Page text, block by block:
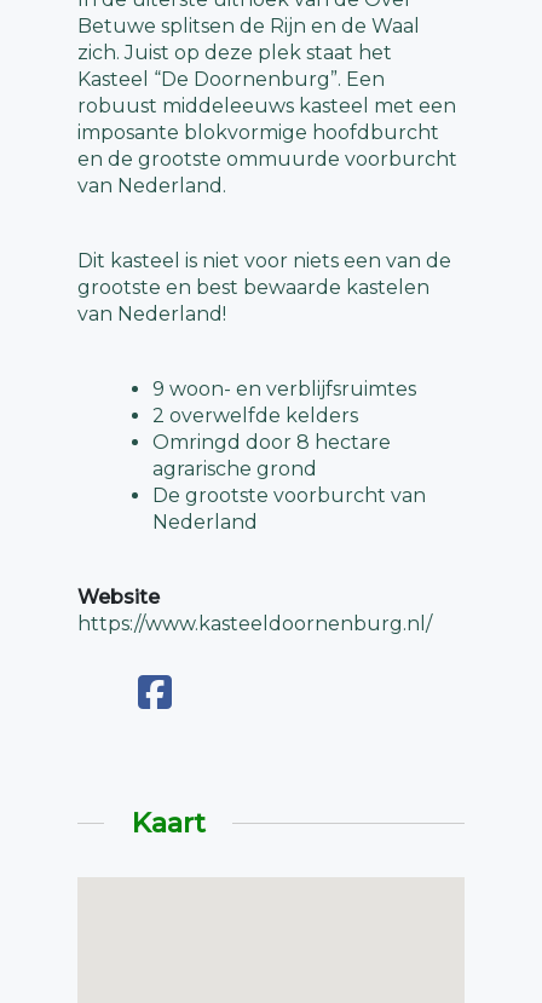
Betuwe splitsen de Rijn en de Waal
zich. Juist op deze plek staat het
Kasteel “De Doornenburg”. Een
robuust middeleeuws kasteel met een
imposante blokvormige hoofdburcht
en de grootste ommuurde voorburcht
van Nederland.
Dit kasteel is niet voor niets een van de
grootste en best bewaarde kastelen
van Nederland!
9 woon- en verblijfsruimtes
2 overwelfde kelders
Omringd door 8 hectare
agrarische grond
De grootste voorburcht van
Nederland
Website
https://www.kasteeldoornenburg.nl/
Kaart